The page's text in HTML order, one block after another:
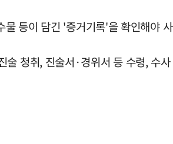
등이 담긴 '증거기록'을 확인해야
청취, 진술서·경위서 등 수령, 수